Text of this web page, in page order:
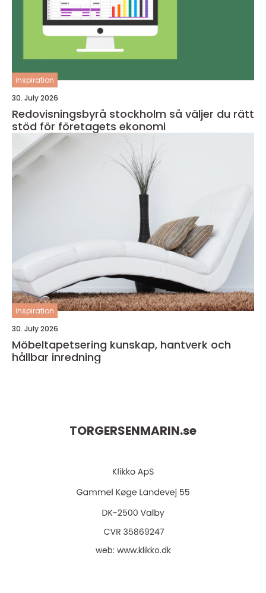
inspiration
30. July 2026
Redovisningsbyrå stockholm så väljer du rätt
stöd för företagets ekonomi
inspiration
30. July 2026
Möbeltapetsering kunskap, hantverk och
hållbar inredning
TORGERSENMARIN.se
web: www.klikko.dk